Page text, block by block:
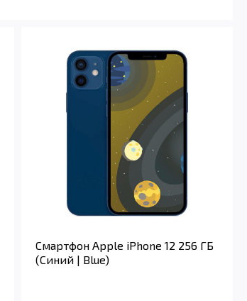
Смартфон Apple iPhone 12 256 ГБ
(Синий | Blue)